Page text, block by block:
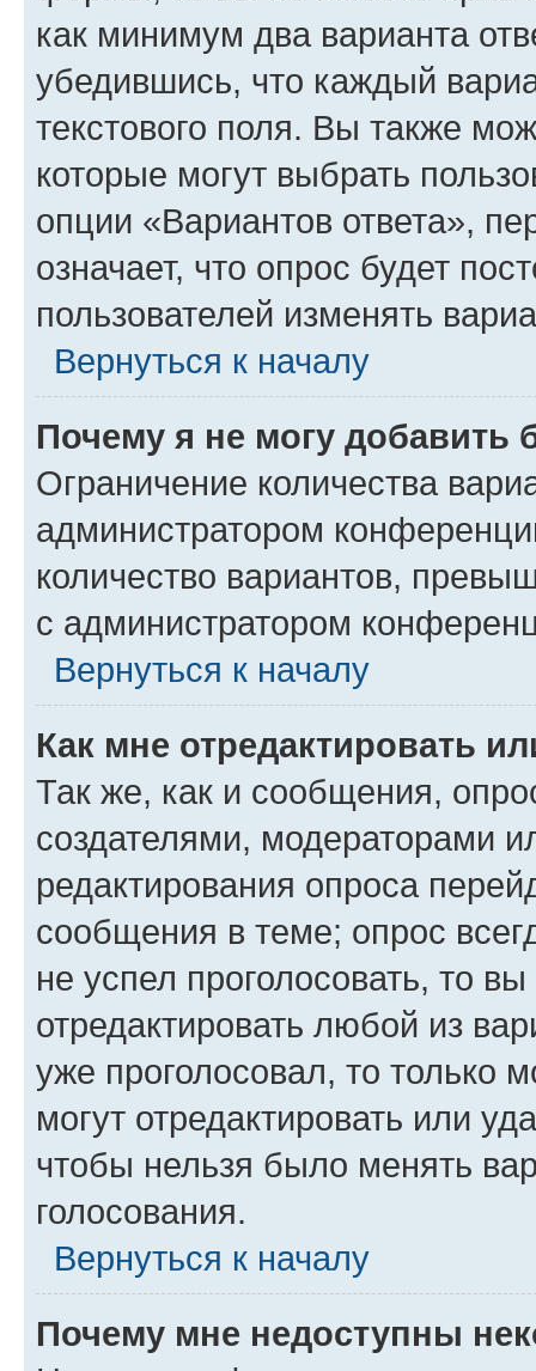
как минимум два варианта
убедившись, что каждый
текстового поля. Вы также
которые могут выбрать
опции «Вариантов ответа»,
означает, что опрос будет
пользователей изменять
Вернуться к началу
Почему я не могу добавить
Ограничение количества
администратором
количество вариантов,
с администратором
Вернуться к началу
Как мне отредактировать
Так же, как и сообщения,
создателями, модераторами
редактирования опроса
сообщения в теме; опрос
не успел проголосовать, то
отредактировать любой из
уже проголосовал, то только
могут отредактировать или
чтобы нельзя было менять
голосования.
Вернуться к началу
Почему мне недоступны